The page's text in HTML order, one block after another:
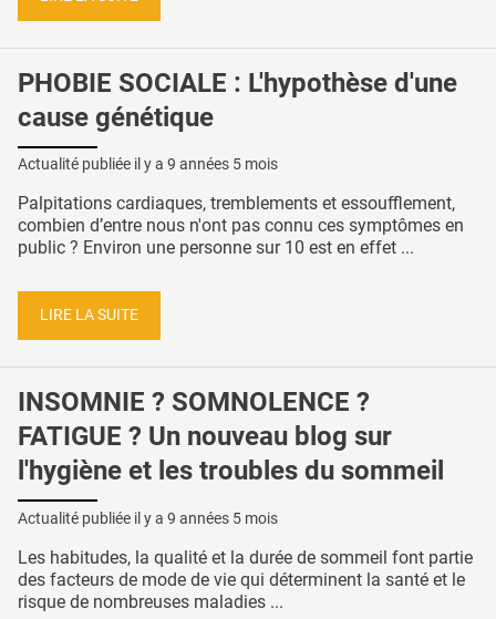
PHOBIE SOCIALE : L'hypothèse d'une
cause génétique
Actualité publiée il y a 9 années 5 mois
Palpitations cardiaques, tremblements et essoufflement,
combien d’entre nous n'ont pas connu ces symptômes en
public ? Environ une personne sur 10 est en effet ...
LIRE LA SUITE
INSOMNIE ? SOMNOLENCE ?
FATIGUE ? Un nouveau blog sur
l'hygiène et les troubles du sommeil
Actualité publiée il y a 9 années 5 mois
Les habitudes, la qualité et la durée de sommeil font partie
des facteurs de mode de vie qui déterminent la santé et le
risque de nombreuses maladies ...